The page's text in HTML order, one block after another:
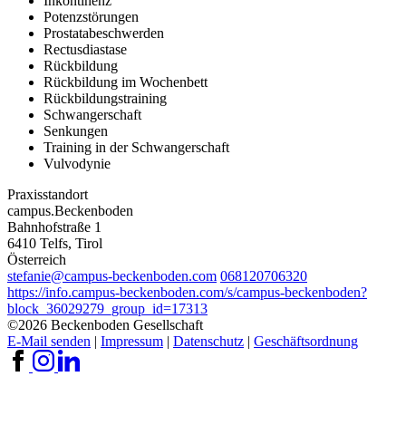
Potenzstörungen
Prostatabeschwerden
Rectusdiastase
Rückbildung
Rückbildung im Wochenbett
Rückbildungstraining
Schwangerschaft
Senkungen
Training in der Schwangerschaft
Vulvodynie
Praxisstandort
campus.Beckenboden
Bahnhofstraße 1
6410 Telfs, Tirol
Österreich
stefanie@campus-beckenboden.com 068120706320
https://info.campus-beckenboden.com/s/campus-beckenboden?
block_36029279_group_id=17313
©2026 Beckenboden Gesellschaft
E-Mail senden | Impressum | Datenschutz | Geschäftsordnung